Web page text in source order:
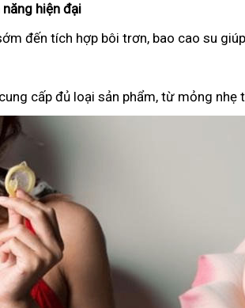
hiện đại
đến tích hợp bôi trơn, bao cao su
cấp đủ loại sản phẩm, từ mỏng